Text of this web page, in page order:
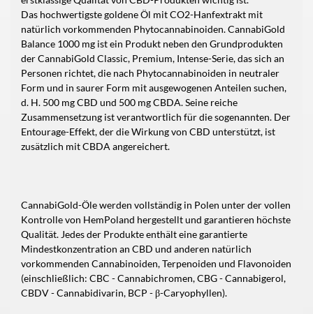
Das hochwertigste goldene Öl mit CO2-Hanfextrakt mit
natürlich vorkommenden Phytocannabinoiden. CannabiGold
Balance 1000 mg ist ein Produkt neben den Grundprodukten
der CannabiGold Classic, Premium, Intense-Serie, das sich an
Personen richtet, die nach Phytocannabinoiden in neutraler
Form und in saurer Form mit ausgewogenen Anteilen suchen,
d. H. 500 mg CBD und 500 mg CBDA. Seine reiche
Zusammensetzung ist verantwortlich für die sogenannten. Der
Entourage-Effekt, der die Wirkung von CBD unterstützt, ist
zusätzlich mit CBDA angereichert.
CannabiGold-Öle werden vollständig in Polen unter der vollen
Kontrolle von HemPoland hergestellt und garantieren höchste
Qualität. Jedes der Produkte enthält eine garantierte
Mindestkonzentration an CBD und anderen natürlich
vorkommenden Cannabinoiden, Terpenoiden und Flavonoiden
(einschließlich: CBC - Cannabichromen, CBG - Cannabigerol,
CBDV - Cannabidivarin, BCP - β-Caryophyllen).